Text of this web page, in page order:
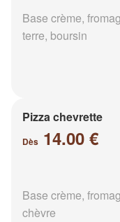
Base crème,
terre, boursin
Pizza chevrette
Dès 14.00 €
Base crème,
chèvre